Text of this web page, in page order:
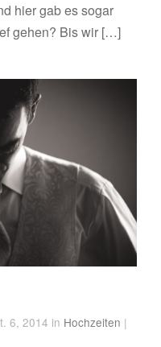
hier gab es sogar
gehen? Bis wir […]
6, 2014 in Hochzeiten |